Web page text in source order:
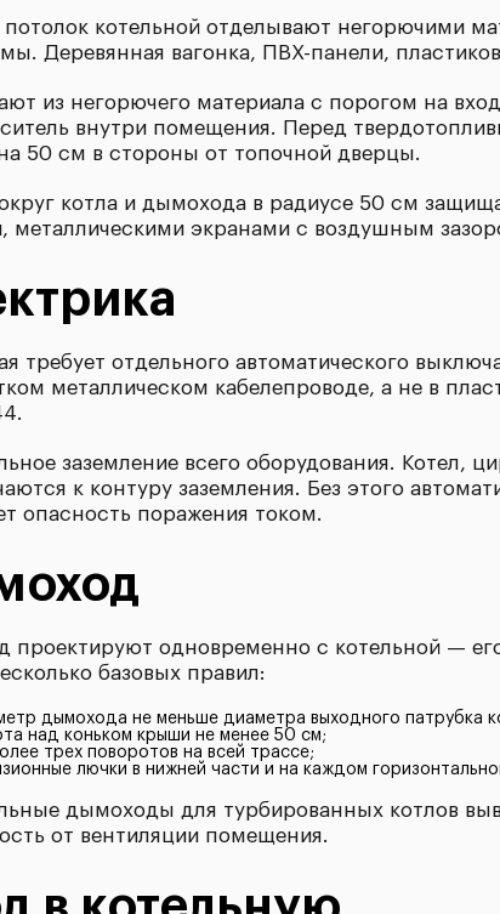
котельной отделывают негорючими
Деревянная вагонка, ПВХ-панели,
из негорючего материала с порогом на
внутри помещения. Перед
50 см в стороны от топочной дверцы.
котла и дымохода в радиусе 50 см
металлическими экранами с воздушным
требует отдельного автоматического
металлическом кабелепроводе, а не в
заземление всего оборудования. Котел,
к контуру заземления. Без этого
опасность поражения током.
проектируют одновременно с котельной —
базовых правил:
дымохода не меньше диаметра выходного патрубка
над коньком крыши не менее 50 см;
трех поворотов на всей трассе;
лючки в нижней части и на каждом
дымоходы для турбированных котлов
от вентиляции помещения.